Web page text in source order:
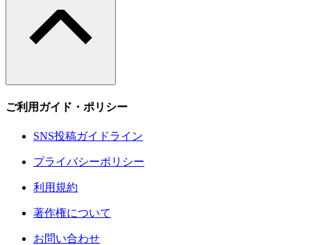
ご利用ガイド・ポリシー
SNS投稿ガイドライン
プライバシーポリシー
利用規約
著作権について
お問い合わせ